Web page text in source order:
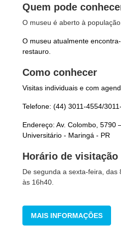
Quem pode
O museu é aberto à população.
O museu atualmente
restauro.
Como conhecer
Visitas individuais e com
Telefone: (44) 3011-4554/
Endereço: Av. Colombo, 5790
Universitário - Maringá - PR
Horário de visitação
De segunda a sexta-feira, das
às 16h40.
MAIS INFORMAÇÕES